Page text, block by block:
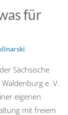
für
Sächsische
e. V.
eigenen
mit freiem